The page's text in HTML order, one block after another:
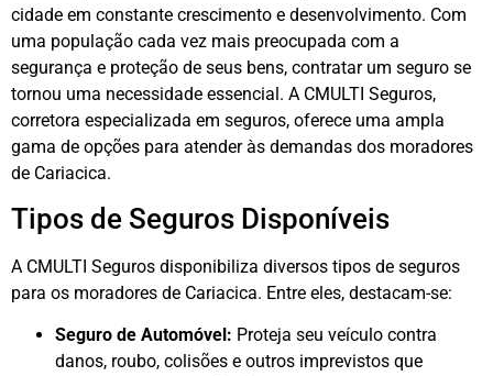
cidade em constante crescimento e desenvolvimento. Com
uma população cada vez mais preocupada com a
segurança e proteção de seus bens, contratar um seguro se
tornou uma necessidade essencial. A CMULTI Seguros,
corretora especializada em seguros, oferece uma ampla
gama de opções para atender às demandas dos moradores
de Cariacica.
Tipos de Seguros Disponíveis
A CMULTI Seguros disponibiliza diversos tipos de seguros
para os moradores de Cariacica. Entre eles, destacam-se:
Seguro de Automóvel: Proteja seu veículo contra
danos, roubo, colisões e outros imprevistos que